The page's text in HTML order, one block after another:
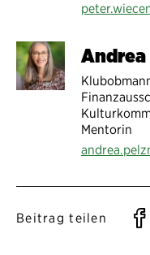
Mentorin
Beitrag teilen